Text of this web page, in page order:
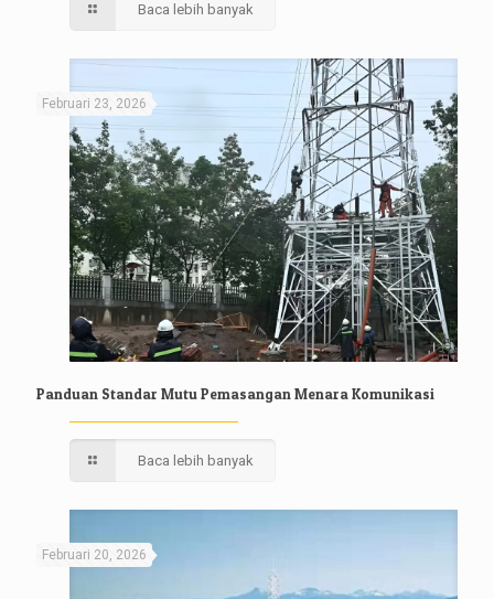
Baca lebih banyak
Februari 23, 2026
Panduan Standar Mutu Pemasangan Menara Komunikasi
Baca lebih banyak
Februari 20, 2026